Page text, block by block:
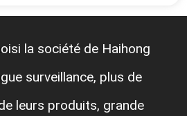
la société de Haihong
surveillance, plus de
leurs produits, grande